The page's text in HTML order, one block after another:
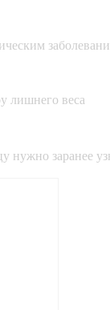
лишнего веса
нужно заранее